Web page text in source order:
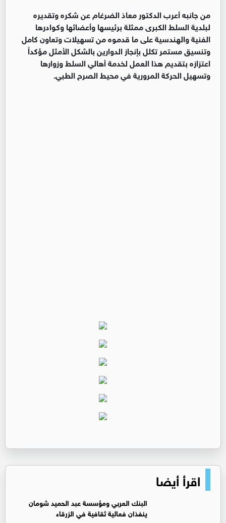
من جانبه أعرب الدكتور معاذ الضرغام عن شكره وتقديره
لبلدية السلط الكبرى ممثلة برئيسها وأعضائها وكوادرها
الفنية والهندسية على ما قدموه من تسهيلات وتعاون كامل
وتنسيق مستمر تكلل بإنجاز الدوارين بالشكل الأمثل مؤكداً
اعتزازه بتقديم هذا العمل لخدمة أهالي السلط وزوارها
وتسهيل الحركة المرورية في محيط الصرح الطبي.
اقرأ أيضا
البنك العربي ومؤسسة عبد الحميد شومان
ينفذان فعالية ثقافية في الزرقاء